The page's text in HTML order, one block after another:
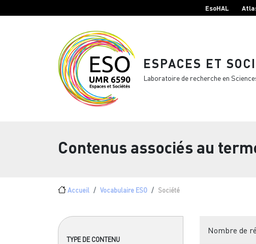
EsoHAL
ESPACES ET
Laboratoire de recherche en
Contenus associés au
Fil d'Ariane
Accueil Vocabulaire ESO Société
TYPE DE CONTENU
Nombre de